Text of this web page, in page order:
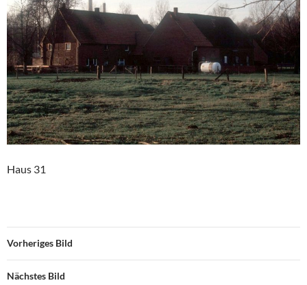
Haus 31
Vorheriges Bild
Nächstes Bild